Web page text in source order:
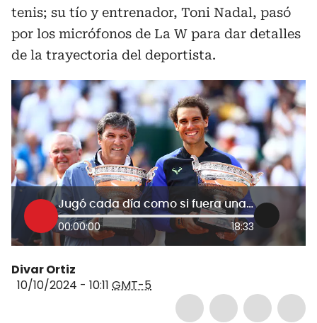
tenis; su tío y entrenador, Toni Nadal, pasó
por los micrófonos de La W para dar detalles
de la trayectoria del deportista.
Jugó cada día como si fuera una final: Toni Nadal, tío y entrenador de Rafa Nadal
00:00:00 18:33
Divar Ortiz
10/10/2024 - 10:11 GMT-5